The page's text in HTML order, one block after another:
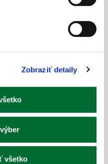
Zobraziť detaily
všetko
MW